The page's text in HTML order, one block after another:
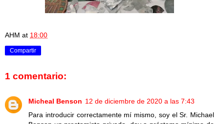
AHM at 18:00
Compartir
1 comentario:
Micheal Benson 12 de diciembre de 2020 a las 7:43
Para introducir correctamente mí mismo, soy el Sr. Michael